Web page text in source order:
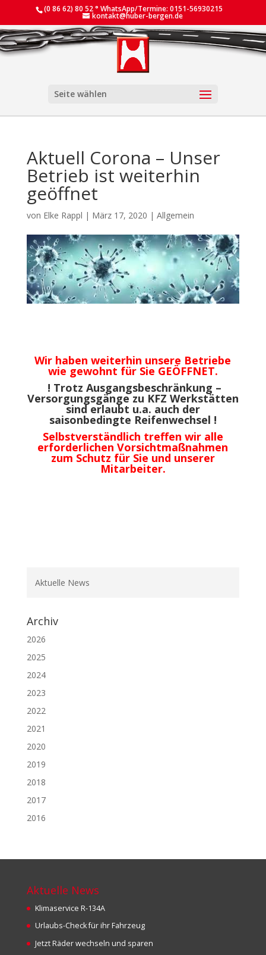
(0 86 62) 80 52 ° WhatsApp/Termine: 0151-56930215
kontakt@huber-bergen.de
Seite wählen
Aktuell Corona – Unser
Betrieb ist weiterhin
geöffnet
von Elke Rappl | März 17, 2020 | Allgemein
Wir haben weiterhin unsere Betriebe
wie gewohnt für Sie GEÖFFNET.
! Trotz Ausgangsbeschränkung –
Versorgungsgänge zu KFZ Werkstätten
sind erlaubt u.a. auch der
saisonbedingte Reifenwechsel !
Selbstverständlich treffen wir alle
erforderlichen Vorsichtmaßnahmen
zum Schutz für Sie und unserer
Mitarbeiter.
Aktuelle News
Archiv
2026
2025
2024
2023
2022
2021
2020
2019
2018
2017
2016
Aktuelle News
Klimaservice R-134A
Urlaubs-Check für ihr Fahrzeug
Jetzt Räder wechseln und sparen